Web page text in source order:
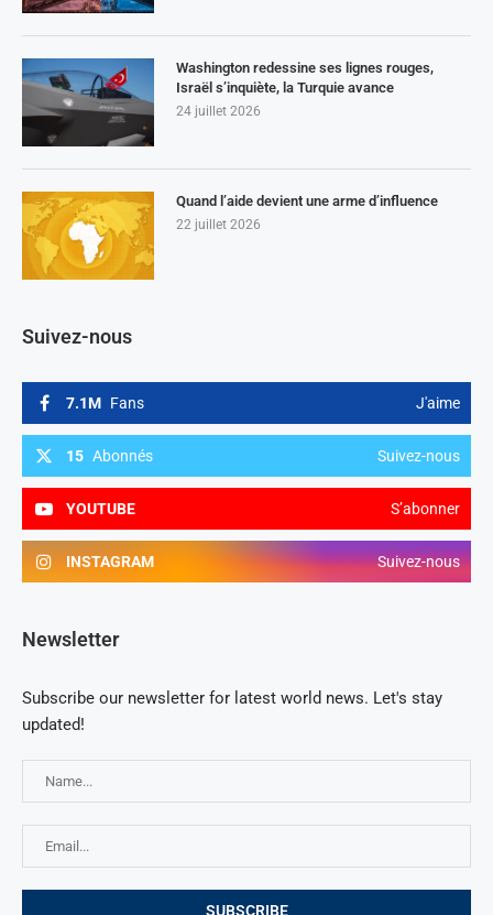
Washington redessine ses lignes rouges,
Israël s’inquiète, la Turquie avance
24 juillet 2026
Quand l’aide devient une arme d’influence
22 juillet 2026
Suivez-nous
7.1M Fans J'aime
15 Abonnés Suivez-nous
YOUTUBE S’abonner
INSTAGRAM Suivez-nous
Newsletter
Subscribe our newsletter for latest world news. Let's stay
updated!